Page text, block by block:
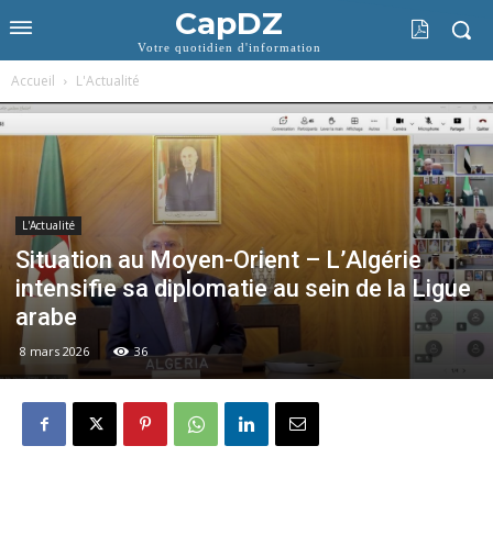
CapDZ
Votre quotidien d'information
Accueil L'Actualité
L'Actualité
Situation au Moyen-Orient – L’Algérie
intensifie sa diplomatie au sein de la Ligue
arabe
8 mars 2026 36